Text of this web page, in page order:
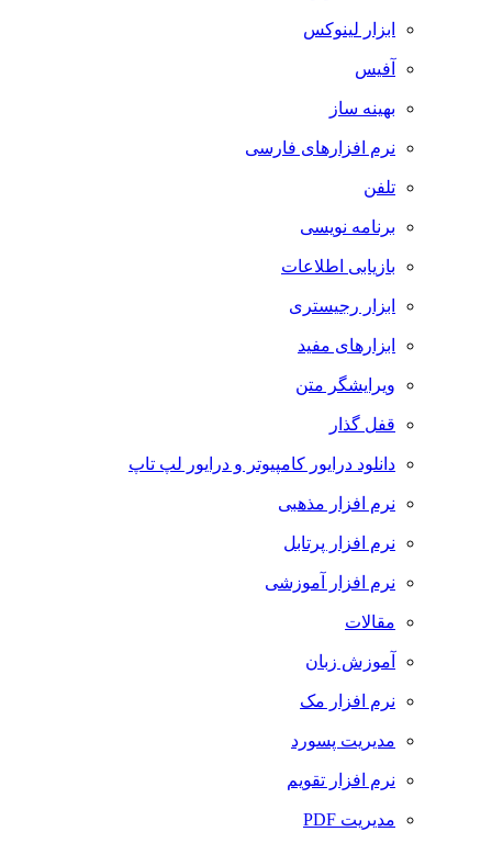
ابزار لینوکس
آفیس
بهینه ساز
نرم افزارهای فارسی
تلفن
برنامه نویسی
بازیابی اطلاعات
ابزار رجیستری
ابزارهای مفید
ویرایشگر متن
قفل گذار
دانلود درایور کامپیوتر و درایور لپ تاپ
نرم افزار مذهبی
نرم افزار پرتابل
نرم افزار آموزشی
مقالات
آموزش زبان
نرم افزار مک
مدیریت پسورد
نرم افزار تقویم
مدیریت PDF